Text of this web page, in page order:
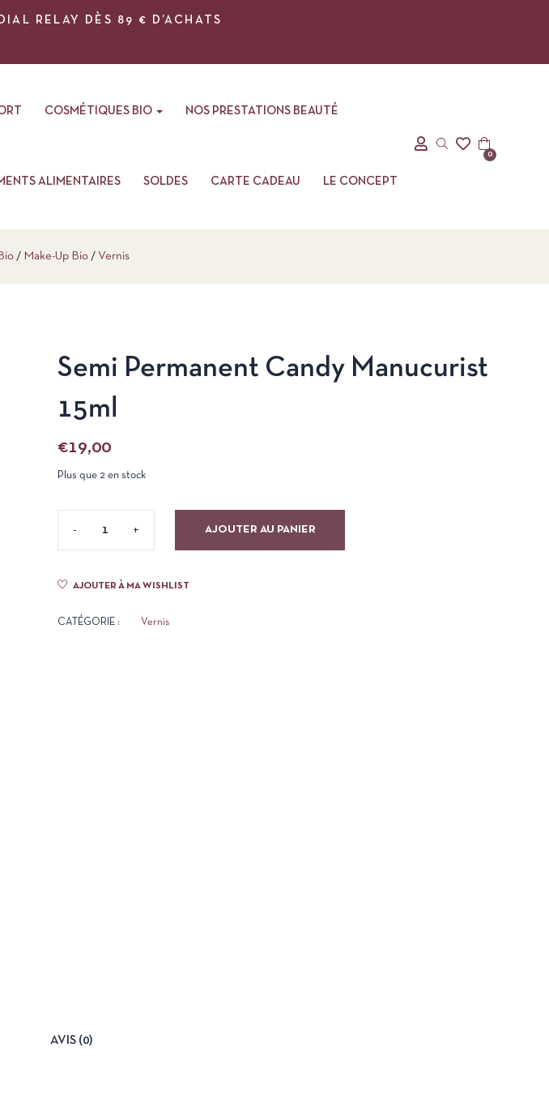
RELAY DÈS 89 € D’ACHATS
COSMÉTIQUES BIO NOS PRESTATIONS BEAUTÉ
ALIMENTAIRES SOLDES CARTE CADEAU LE CONCEPT
0
Make-Up Bio Vernis
Semi Permanent Candy Manucurist
15ml
€19,00
Plus que 2 en stock
AJOUTER AU PANIER
AJOUTER À MA WISHLIST
CATÉGORIE : Vernis
AVIS (0)